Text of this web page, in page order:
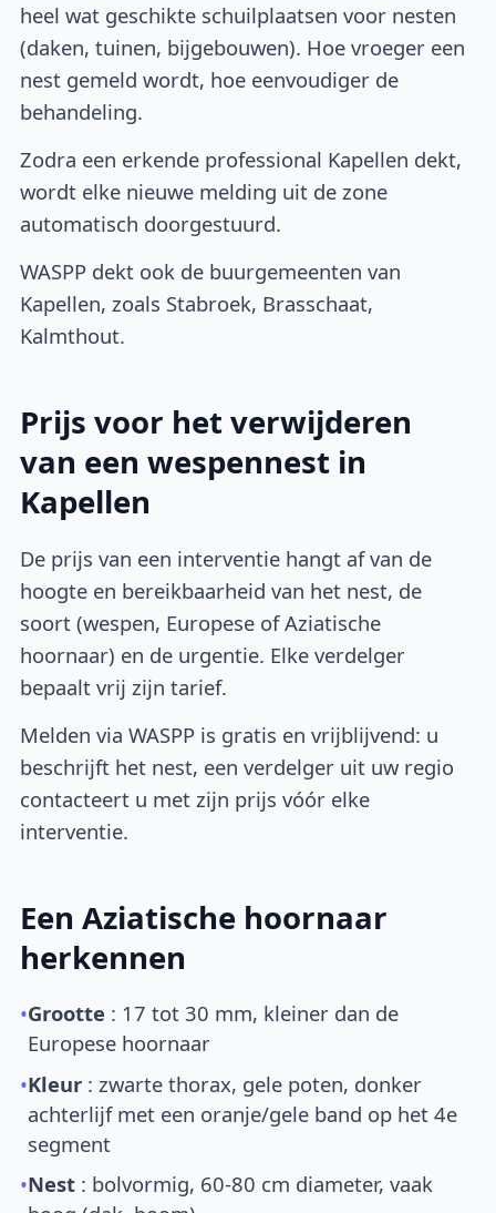
heel wat geschikte schuilplaatsen voor nesten
(daken, tuinen, bijgebouwen). Hoe vroeger een
nest gemeld wordt, hoe eenvoudiger de
behandeling.
Zodra een erkende professional Kapellen dekt,
wordt elke nieuwe melding uit de zone
automatisch doorgestuurd.
WASPP dekt ook de buurgemeenten van
Kapellen, zoals Stabroek, Brasschaat,
Kalmthout.
Prijs voor het verwijderen
van een wespennest in
Kapellen
De prijs van een interventie hangt af van de
hoogte en bereikbaarheid van het nest, de
soort (wespen, Europese of Aziatische
hoornaar) en de urgentie. Elke verdelger
bepaalt vrij zijn tarief.
Melden via WASPP is gratis en vrijblijvend: u
beschrijft het nest, een verdelger uit uw regio
contacteert u met zijn prijs vóór elke
interventie.
Een Aziatische hoornaar
herkennen
•Grootte : 17 tot 30 mm, kleiner dan de
Europese hoornaar
•Kleur : zwarte thorax, gele poten, donker
achterlijf met een oranje/gele band op het 4e
segment
•Nest : bolvormig, 60-80 cm diameter, vaak